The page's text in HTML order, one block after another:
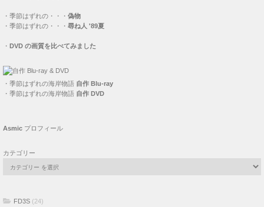
・ 季節はずれの・・・ 偽物
・ 季節はずれの・・・ 尋ね人 '89夏
・ DVD の画質を比べてみました
・ 季節はずれの海岸物語 自作 Blu-ray
・ 季節はずれの海岸物語 自作 DVD
Asmicプロフィール
カテゴリー
FD3S (24)